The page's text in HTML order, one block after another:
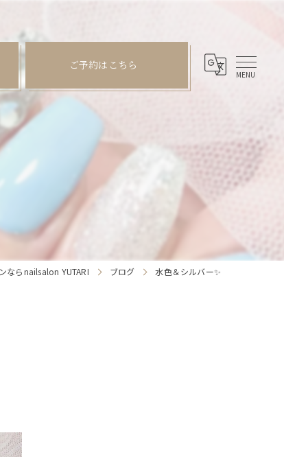
ご予約はこちら
ならnailsalon YUTARI ブログ 水色＆シルバー✨